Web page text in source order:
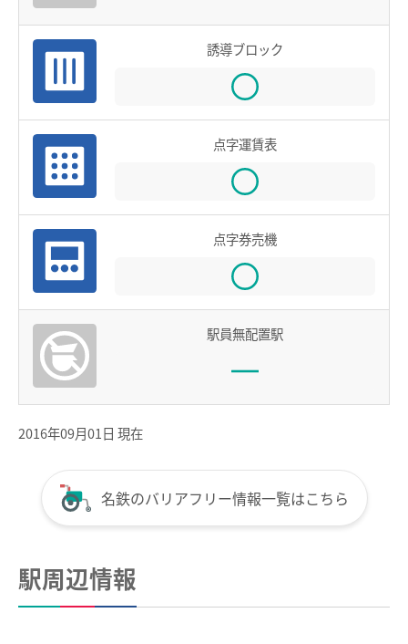
鉄道・バス共通情報
manacaの安心機能
全国相互利用サービス
お買い物で使う
こんなとき、どうするの？
紛失したとき
不要になったとき
利用履歴を確認したいとき
誘導ブロック
点字運賃表
点字券売機
駅員無配置駅
2016年09月01日 現在
名鉄のバリアフリー情報一覧はこちら
駅周辺情報